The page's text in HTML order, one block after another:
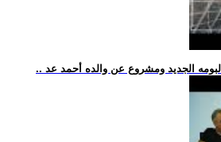
الجديد ومشروع عن والده أحمد عد